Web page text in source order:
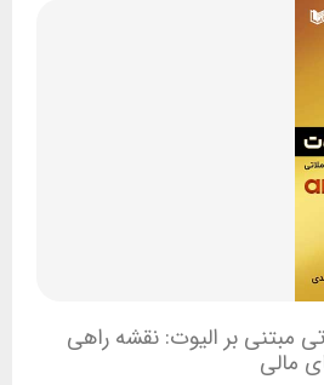
مبتنی بر الیوت: نقشه راهی
مالی